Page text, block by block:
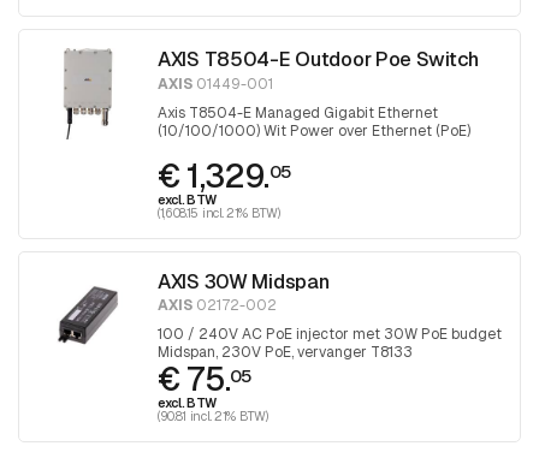
AXIS T8504-E Outdoor Poe Switch
AXIS 01449-001
Axis T8504-E Managed Gigabit Ethernet
(10/100/1000) Wit Power over Ethernet (PoE)
€ 1,329.05
excl. BTW
(1,608.15 incl. 21% BTW)
AXIS 30W Midspan
AXIS 02172-002
100 / 240V AC PoE injector met 30W PoE budget
Midspan, 230V PoE, vervanger T8133
€ 75.05
excl. BTW
(90.81 incl. 21% BTW)